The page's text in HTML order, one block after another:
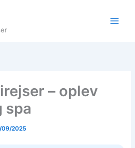
– oplev
spa
09/2025